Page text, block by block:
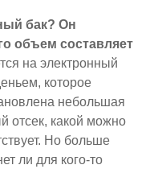
бак? Он
объем составляет
на электронный
которое
небольшая
отсек, какой можно
Но больше
ли для кого-то